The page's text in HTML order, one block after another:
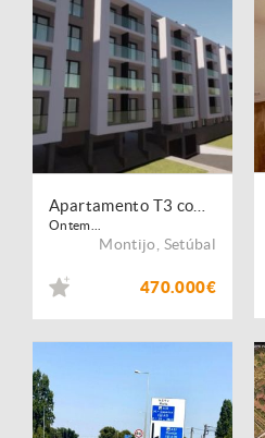
Ontem...
Montijo Setúbal
470.000€